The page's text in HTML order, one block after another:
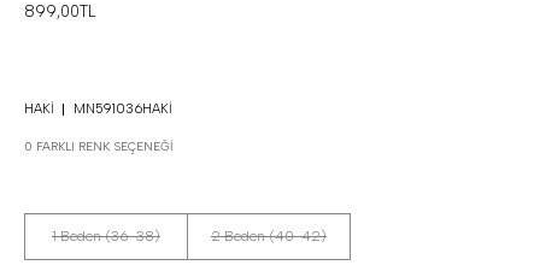
899,00TL
HAKI MN591036HAKI
0 FARKLI RENK SEÇENEĞI
1 Beden (36-38) 2 Beden (40-42)